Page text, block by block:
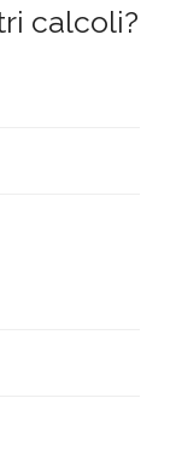
calcoli?